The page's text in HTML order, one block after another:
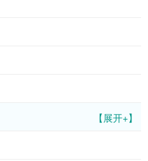
【展开+】